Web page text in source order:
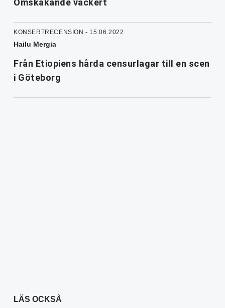
Omskakande vackert
KONSERTRECENSION - 15.06.2022
Hailu Mergia
Från Etiopiens hårda censurlagar till en scen
i Göteborg
LÄS OCKSÅ